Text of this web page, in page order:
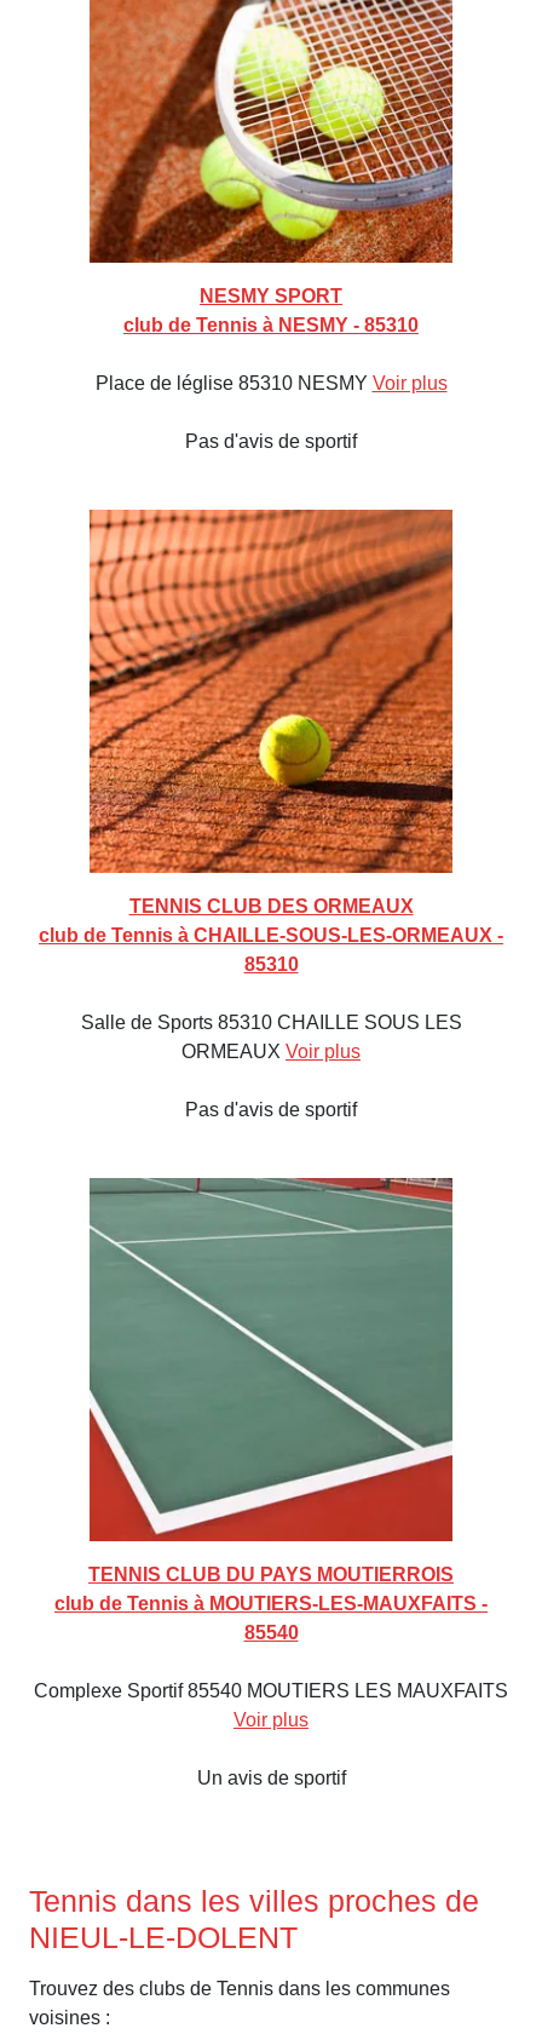
NESMY SPORT
club de Tennis à NESMY - 85310
Place de léglise 85310 NESMY Voir plus
Pas d'avis de sportif
TENNIS CLUB DES ORMEAUX
club de Tennis à CHAILLE-SOUS-LES-ORMEAUX -
85310
Salle de Sports 85310 CHAILLE SOUS LES
ORMEAUX Voir plus
Pas d'avis de sportif
TENNIS CLUB DU PAYS MOUTIERROIS
club de Tennis à MOUTIERS-LES-MAUXFAITS -
85540
Complexe Sportif 85540 MOUTIERS LES MAUXFAITS
Voir plus
Un avis de sportif
Tennis dans les villes proches de
NIEUL-LE-DOLENT
Trouvez des clubs de Tennis dans les communes
voisines :